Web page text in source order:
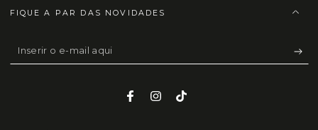
FIQUE A PAR DAS NOVIDADES
Inserir
o
Facebook
Instagram
TikTok